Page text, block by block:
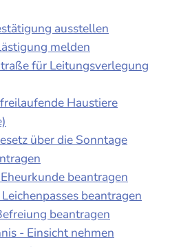
ausstellen
melden
für Leitungsverlegung
Haustiere
über die Sonntage
beantragen
beantragen
beantragen
- Einsicht nehmen